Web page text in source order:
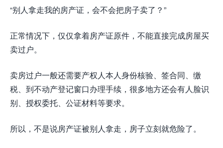
“别人拿走我的房产证，会不会把房子卖了？”
正常情况下，仅仅拿着房产证原件，不能直接完成房屋买
卖过户。
卖房过户一般还需要产权人本人身份核验、签合同、缴
税、到不动产登记窗口办理手续，很多地方还会有人脸识
别、授权委托、公证材料等要求。
所以，不是说房产证被别人拿走，房子立刻就危险了。